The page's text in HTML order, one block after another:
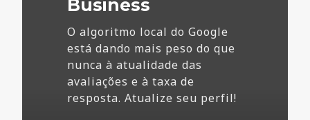
Business
O algoritmo local do Google
está dando mais peso do que
nunca à atualidade das
avaliações e à taxa de
resposta. Atualize seu perfil!